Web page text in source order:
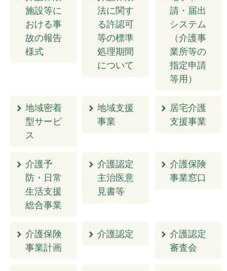
施設等に
おける事
故の報告
様式
法に関す
る許認可
等の標準
処理期間
について
請・届出
システム
（介護事
業所等の
指定申請
等用）
地域密着
型サービ
ス
地域支援
事業
居宅介護
支援事業
介護予
防・日常
生活支援
総合事業
介護認定
主治医意
見書等
介護保険
事業窓口
介護保険
事業計画
介護認定
介護認定
審査会